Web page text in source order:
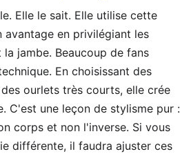
Elle le sait. Elle utilise cette
avantage en privilégiant les
jambe. Beaucoup de fans
En choisissant des
ourlets très courts, elle crée
C'est une leçon de stylisme pur :
corps et non l'inverse. Si vous
différente, il faudra ajuster ces